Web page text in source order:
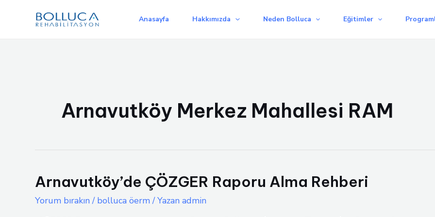
Anasayfa Hakkımızda Neden Bolluca Eğitimler
Arnavutköy Merkez Mahallesi RAM
Arnavutköy’de ÇÖZGER Raporu Alma Rehberi
Yorum bırakın / bolluca öerm/ Yazan admin